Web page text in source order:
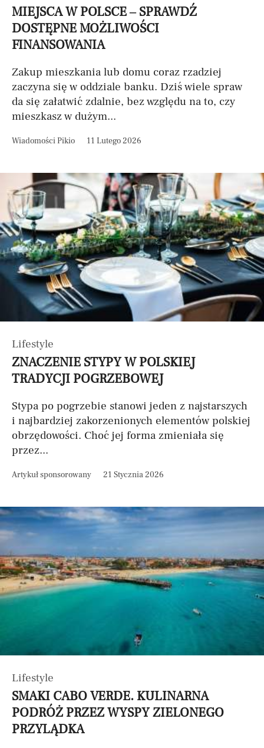
MIEJSCA W POLSCE – SPRAWDŹ
DOSTĘPNE MOŻLIWOŚCI
FINANSOWANIA
Zakup mieszkania lub domu coraz rzadziej
zaczyna się w oddziale banku. Dziś wiele spraw
da się załatwić zdalnie, bez względu na to, czy
mieszkasz w dużym...
Wiadomości Pikio 11 Lutego 2026
Lifestyle
ZNACZENIE STYPY W POLSKIEJ
TRADYCJI POGRZEBOWEJ
Stypa po pogrzebie stanowi jeden z najstarszych
i najbardziej zakorzenionych elementów polskiej
obrzędowości. Choć jej forma zmieniała się
przez...
Artykuł sponsorowany 21 Stycznia 2026
Lifestyle
SMAKI CABO VERDE. KULINARNA
PODRÓŻ PRZEZ WYSPY ZIELONEGO
PRZYLĄDKA